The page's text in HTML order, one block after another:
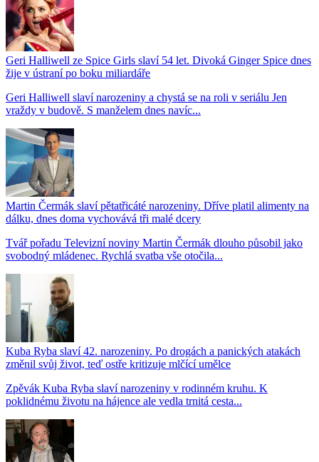
Geri Halliwell ze Spice Girls slaví 54 let. Divoká Ginger Spice dnes
žije v ústraní po boku miliardáře
Geri Halliwell slaví narozeniny a chystá se na roli v seriálu Jen
vraždy v budově. S manželem dnes navíc...
Martin Čermák slaví pětatřicáté narozeniny. Dříve platil alimenty na
dálku, dnes doma vychovává tři malé dcery
Tvář pořadu Televizní noviny Martin Čermák dlouho působil jako
svobodný mládenec. Rychlá svatba vše otočila...
Kuba Ryba slaví 42. narozeniny. Po drogách a panických atakách
změnil svůj život, teď ostře kritizuje mlčící umělce
Zpěvák Kuba Ryba slaví narozeniny v rodinném kruhu. K
poklidnému životu na hájence ale vedla trnitá cesta...